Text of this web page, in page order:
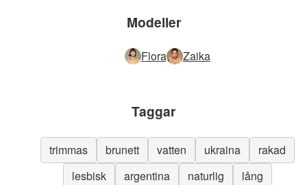
Modeller
Flora Zaika
Taggar
trimmas brunett vatten ukraina
rakad
lesbisk
argentina naturlig
lång